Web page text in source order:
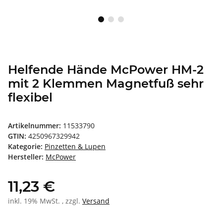
Helfende Hände McPower HM-2
mit 2 Klemmen Magnetfuß sehr
flexibel
Artikelnummer: 11533790
GTIN: 4250967329942
Kategorie: Pinzetten & Lupen
Hersteller: McPower
11,23 €
inkl. 19% MwSt. , zzgl. Versand